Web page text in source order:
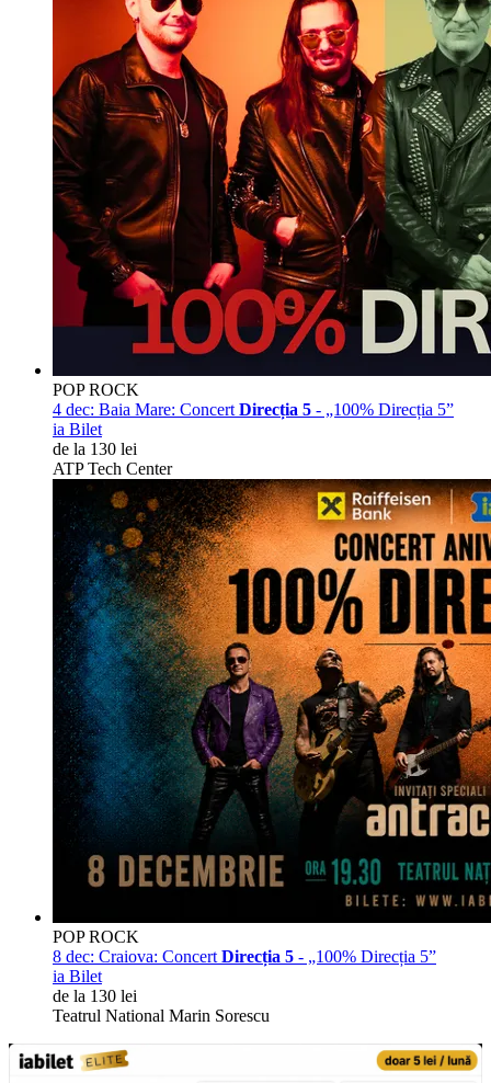
POP ROCK
4 dec: Baia Mare: Concert Direcția 5 - „100% Direcția 5”
ia Bilet
de la 130 lei
ATP Tech Center
POP ROCK
8 dec: Craiova: Concert Direcția 5 - „100% Direcția 5”
ia Bilet
de la 130 lei
Teatrul National Marin Sorescu